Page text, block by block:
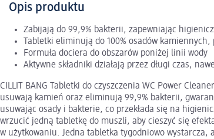
Opis produktu
Zabijają do 99,9% bakterii, zapewniając
Tabletki eliminują do 100% osadów
Formuła dociera do obszarów poniżej linii wody
Aktywne składniki działają przez długi czas,
CILLIT BANG Tabletki do czyszczenia WC Power
usuwają kamień oraz eliminują 99,9% bakterii,
usuwając osady i bakterie, co przekłada się na
wrzucić jedną tabletkę do muszli, aby cieszyć się
w użytkowaniu. Jedna tabletka tygodniowo wystarcza,